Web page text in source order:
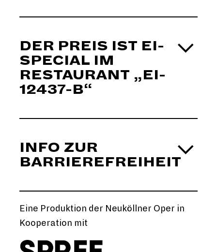
DER PREIS IST EI-
SPECIAL IM
RESTAURANT „EI-
12437-B“
INFO ZUR
BARRIEREFREIHEIT
Eine Produktion der Neuköllner Oper in
Kooperation mit